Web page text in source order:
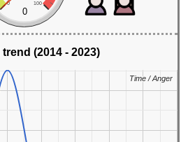
0 100
0
(2014 - 2023)
Time / Anger
Time / Anger